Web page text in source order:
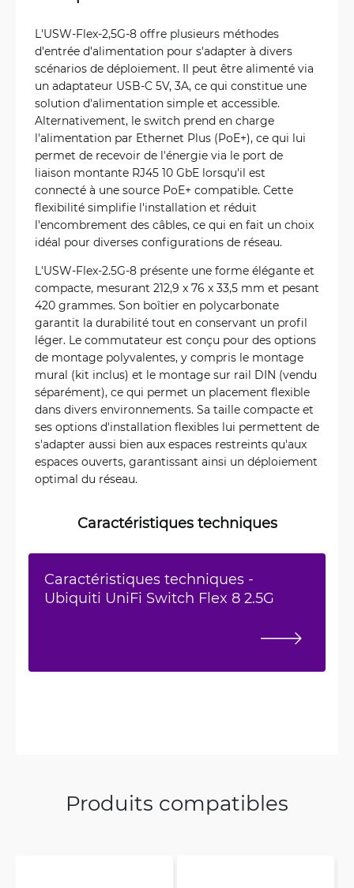
L'USW-Flex-2,5G-8 offre plusieurs méthodes
d'entrée d'alimentation pour s'adapter à divers
scénarios de déploiement. Il peut être alimenté via
un adaptateur USB-C 5V, 3A, ce qui constitue une
solution d'alimentation simple et accessible.
Alternativement, le switch prend en charge
l'alimentation par Ethernet Plus (PoE+), ce qui lui
permet de recevoir de l'énergie via le port de
liaison montante RJ45 10 GbE lorsqu'il est
connecté à une source PoE+ compatible. Cette
flexibilité simplifie l'installation et réduit
l'encombrement des câbles, ce qui en fait un choix
idéal pour diverses configurations de réseau.
L'USW-Flex-2.5G-8 présente une forme élégante et
compacte, mesurant 212,9 x 76 x 33,5 mm et pesant
420 grammes. Son boîtier en polycarbonate
garantit la durabilité tout en conservant un profil
léger. Le commutateur est conçu pour des options
de montage polyvalentes, y compris le montage
mural (kit inclus) et le montage sur rail DIN (vendu
séparément), ce qui permet un placement flexible
dans divers environnements. Sa taille compacte et
ses options d'installation flexibles lui permettent de
s'adapter aussi bien aux espaces restreints qu'aux
espaces ouverts, garantissant ainsi un déploiement
optimal du réseau.
Caractéristiques techniques
Caractéristiques techniques -
Ubiquiti UniFi Switch Flex 8 2.5G
Produits compatibles